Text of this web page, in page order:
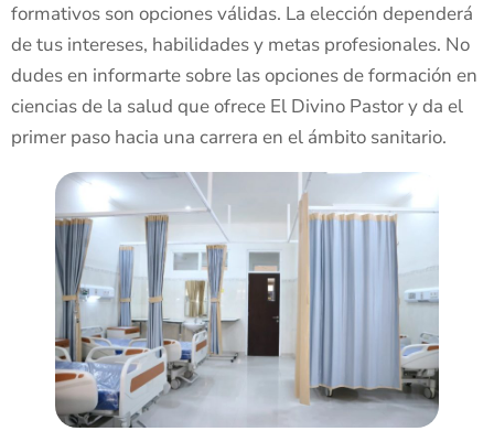
formativos son opciones válidas. La elección dependerá
de tus intereses, habilidades y metas profesionales. No
dudes en informarte sobre las opciones de formación en
ciencias de la salud que ofrece El Divino Pastor y da el
primer paso hacia una carrera en el ámbito sanitario.